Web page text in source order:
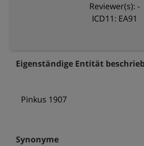
Reviewer(s): -
ICD11: EA91
Eigenständige Entität
Pinkus 1907
Synonyme